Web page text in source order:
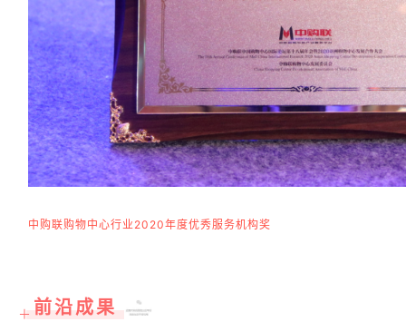
中购联购物中心行业2020年度优秀服务机构奖
＋ 前沿成果